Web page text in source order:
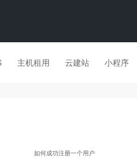
主机租用 云建站 小程序
如何成功注册一个用户